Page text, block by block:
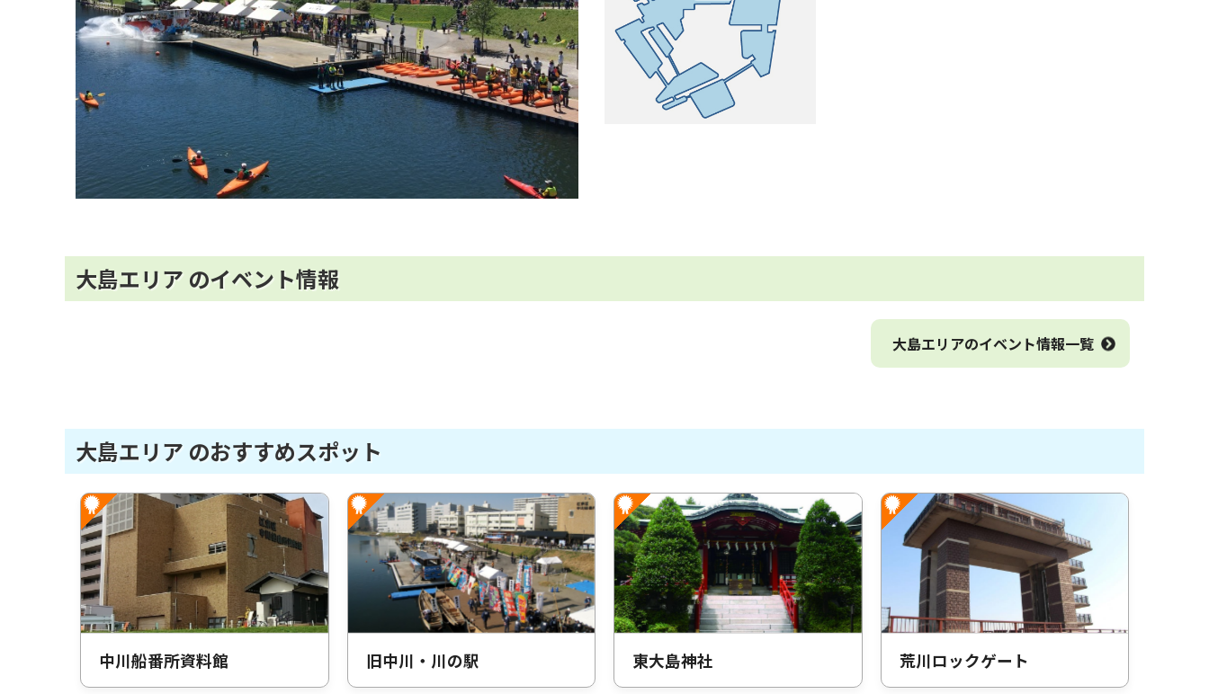
大島エリア のイベント情報
大島エリアのイベント情報一覧
大島エリア のおすすめスポット
中川船番所資料館 旧中川・川の駅 東大島神社 荒川ロックゲート